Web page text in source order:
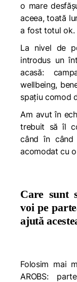
o mare
aceea, toată
a fost totul ok.
La nivel de
introdus un
acasă:
wellbeing,
spațiu comod
Am avut în
trebuit să îl
când în când
acomodat cu
Care sunt
voi pe
ajută
Folosim mai
AROBS: